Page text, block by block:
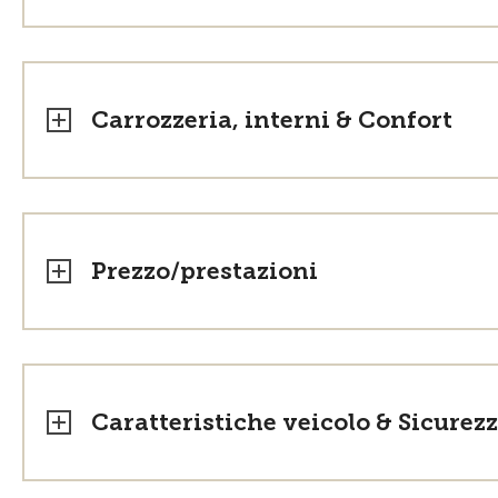
Carrozzeria, interni & Confort
Prezzo/prestazioni
Caratteristiche veicolo &